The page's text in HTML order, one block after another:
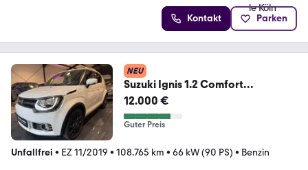
Kontakt Parken
NEU
Suzuki Ignis 1.2 Comfort
/Automatik/S.Heft/Klima/Kamera
12.000 €
Guter Preis
Unfallfrei • EZ 11/2019 • 108.765 km • 66 kW (90 PS) • Benzin